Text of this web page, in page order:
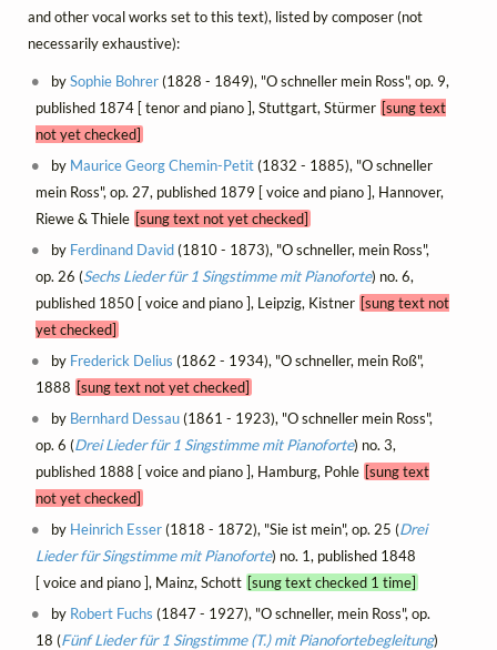
and other vocal works set to this text), listed by composer (not
necessarily exhaustive):
bySophie Bohrer(1828 - 1849), "O schneller mein Ross", op. 9,
published 1874 [ tenor and piano ], Stuttgart, Stürmer [sung text
not yet checked]
by Maurice Georg Chemin-Petit(1832 - 1885), "O schneller
mein Ross", op. 27, published 1879 [ voice and piano ], Hannover,
Riewe & Thiele [sung text not yet checked]
by Ferdinand David(1810 - 1873), "O schneller, mein Ross",
op. 26 (Sechs Lieder für 1 Singstimme mit Pianoforte) no. 6,
published 1850 [ voice and piano ], Leipzig, Kistner [sung text not
yet checked]
by Frederick Delius (1862 - 1934), "O schneller, mein Roß",
1888 [sung text not yet checked]
by Bernhard Dessau(1861 - 1923), "O schneller mein Ross",
op. 6 (Drei Lieder für 1 Singstimme mit Pianoforte) no. 3,
published 1888 [ voice and piano ], Hamburg, Pohle [sung text
not yet checked]
by Heinrich Esser(1818 - 1872), "Sie ist mein", op. 25 (Drei
Lieder für Singstimme mit Pianoforte) no. 1, published 1848
[ voice and piano ], Mainz, Schott [sung text checked 1 time]
by Robert Fuchs (1847 - 1927), "O schneller, mein Ross", op.
18 (Fünf Lieder für 1 Singstimme (T.) mit Pianofortebegleitung)